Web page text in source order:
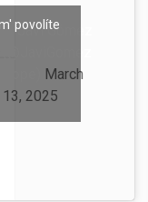
— Javi Gómez
March
13, 2025
povolíte